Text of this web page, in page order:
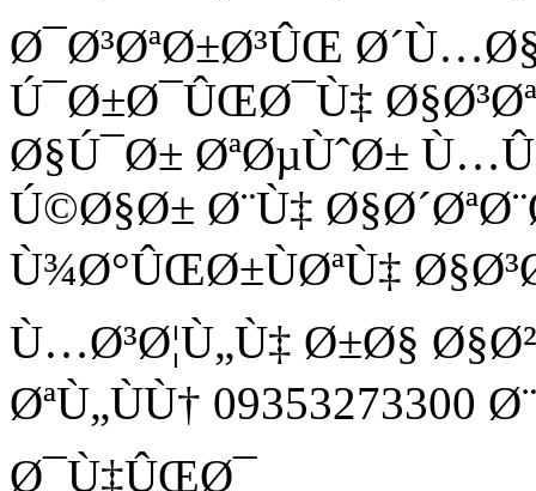
Ø¯Ø³ØªØ±Ø³ÛŒ
Ú¯Ø±Ø¯ÛŒØ¯Ù‡ Ø§Ø³Øª
Ø§Ú¯Ø± ØªØµÙˆØ±
Ú©Ø§Ø± Ø¨Ù‡
Ù¾Ø°ÛŒØ±ÙØªÙ‡
Ù…Ø³Ø¦Ù„Ù‡ Ø±Ø§
ØªÙ„ÙÙ†
Ø¯Ù‡ÛŒØ¯